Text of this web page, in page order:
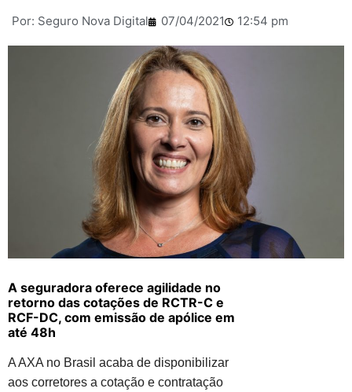
Por: Seguro Nova Digital 07/04/2021 12:54 pm
A seguradora oferece agilidade no
retorno das cotações de RCTR-C e
RCF-DC, com emissão de apólice em
até 48h
A AXA no Brasil acaba de disponibilizar
aos corretores a cotação e contratação